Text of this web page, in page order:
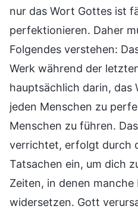
nur das Wort Gottes ist
perfektionieren. Daher
Folgendes verstehen:
Werk während der
hauptsächlich darin, das
jeden Menschen zu
Menschen zu führen.
verrichtet, erfolgt durch
Tatsachen ein, um dich
Zeiten, in denen
widersetzen. Gott